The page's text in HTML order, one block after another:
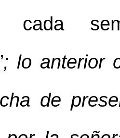
cada
; lo anterior
de